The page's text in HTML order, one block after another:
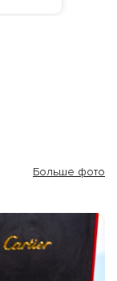
Больше фото